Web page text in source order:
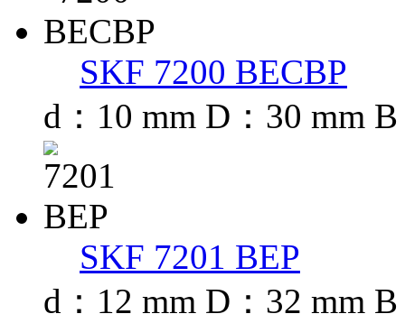
SKF 7200 BECBP
d：10 mm D：30 mm
SKF 7201 BEP
d：12 mm D：32 mm